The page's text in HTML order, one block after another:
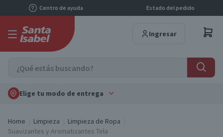
Centro de ayuda Estado del pedido
Ingresar
Elige tu modo de entrega
Home Limpieza
Limpieza de Ropa
Suavizantes y Aromatizantes Tela